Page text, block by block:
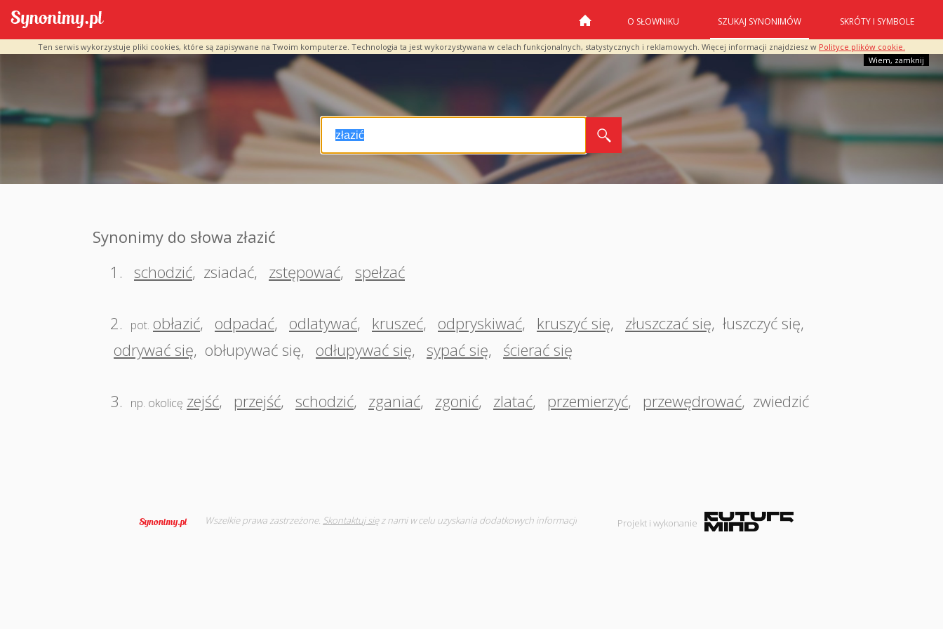
Ten serwis wykorzystuje pliki cookies, które są zapisywane na Twoim komputerze. Technologia ta jest wykorzystywana w celach funkcjonalnych, statystycznych i reklamowych. Więcej informacji znajdziesz w Polityce plików cookie.
Wiem, zamknij
O SŁOWNIKU SZUKAJ SYNONIMÓW SKRÓTY I SYMBOLE
Synonimy do słowa złazić
1.
schodzić, zsiadać, zstępować, spełzać
2. pot. obłazić, odpadać, odlatywać, kruszeć, odpryskiwać, kruszyć się, złuszczać się, łuszczyć się,
odrywać się, obłupywać się, odłupywać się, sypać się, ścierać się
3. np. okolicę zejść, przejść, schodzić, zganiać, zgonić, zlatać, przemierzyć, przewędrować, zwiedzić
Wszelkie prawa zastrzeżone. Skontaktuj sięz nami w celu uzyskania dodatkowych informacji Projekt i wykonanie